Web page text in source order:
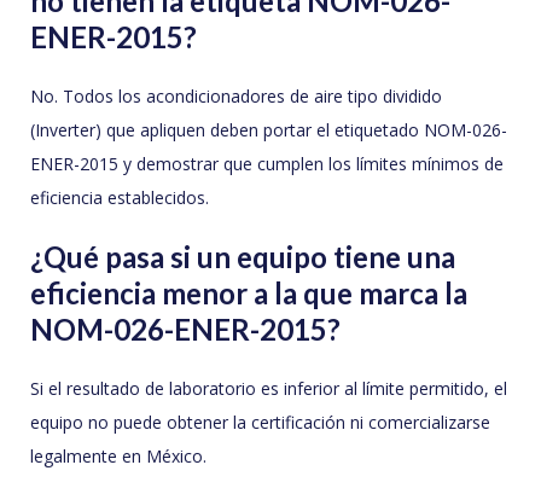
ENER-2015?
No. Todos los acondicionadores de aire tipo dividido
(Inverter) que apliquen deben portar el etiquetado NOM-026-
ENER-2015 y demostrar que cumplen los límites mínimos de
eficiencia establecidos.
¿Qué pasa si un equipo tiene una
eficiencia menor a la que marca la
NOM-026-ENER-2015?
Si el resultado de laboratorio es inferior al límite permitido, el
equipo no puede obtener la certificación ni comercializarse
legalmente en México.